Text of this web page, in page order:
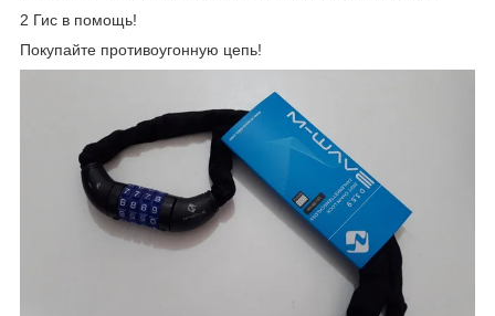
2 Гис в помощь!
Покупайте противоугонную цепь!